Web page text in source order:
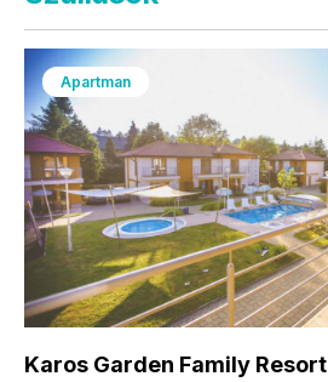
Apartman
Karos Garden Family Resort